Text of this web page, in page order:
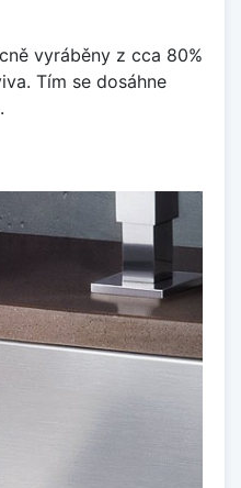
vyráběny z cca 80%
Tím se dosáhne